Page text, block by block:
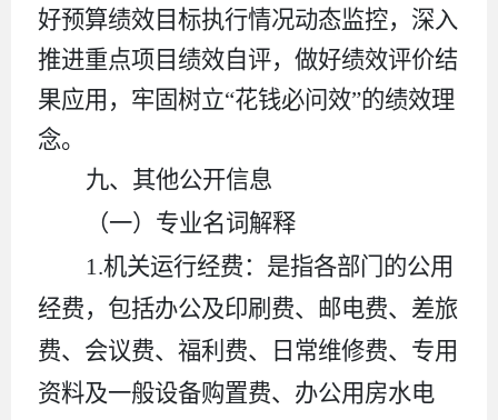
好预算绩效目标执行情况动态监控，深入
推进重点项目绩效自评，做好绩效评价结
果应用，牢固树立“花钱必问效”的绩效理
念。
九、其他公开信息
（一）专业名词解释
1.机关运行经费：是指各部门的公用
经费，包括办公及印刷费、邮电费、差旅
费、会议费、福利费、日常维修费、专用
资料及一般设备购置费、办公用房水电